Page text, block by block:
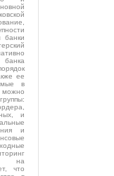
банки
банка
ее
в
и
и
на
что